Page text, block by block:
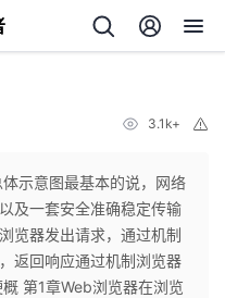
3.1k+
体示意图最基本的说，网络
及一套安全准确稳定传输
览器发出请求，通过机制
返回响应通过机制浏览器
第1章Web浏览器在浏览